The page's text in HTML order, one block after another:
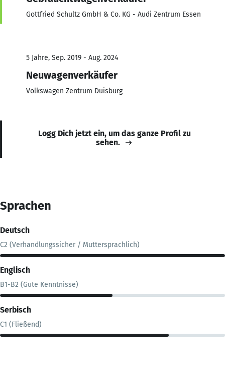
Gottfried Schultz GmbH & Co. KG - Audi Zentrum Essen
5 Jahre, Sep. 2019 - Aug. 2024
Neuwagenverkäufer
Volkswagen Zentrum Duisburg
Logg Dich jetzt ein, um das ganze Profil zu
sehen.
Sprachen
Deutsch
C2 (Verhandlungssicher / Muttersprachlich)
Englisch
B1-B2 (Gute Kenntnisse)
Serbisch
C1 (Fließend)